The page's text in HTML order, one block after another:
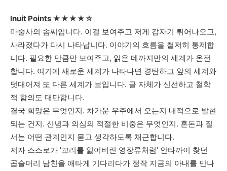
Inuit Points ★★★★☆
마술사의 솜씨입니다. 이걸 보여주고 저게 갑자기 튀어나오고,
사라졌다가 다시 나타납니다. 이야기의 흐름을 철저히 통제합
니다. 필요한 만큼만 보여주고, 읽은 데까지만의 세계가 온전
합니다. 여기에 새로운 세계가 나타나면 경탄하고 앞의 세계와
덧대어져 또 다른 세계가 보입니다. 글 자체가 신선하고 철학
적 함의도 대단합니다.
결국 희망은 무엇인지. 차가운 우주에서 오는지 내적으로 발현
되는 건지. 신념과 의심의 적절한 비중은 무엇인지. 혼돈과 질
서는 어떤 관계인지 묻고 생각하도록 채근합니다.
저자 스스로가 '꼬리를 잃어버린 영장류처럼' 안타까이 찾던
곱슬머리 남친을 애타게 기다리다가 정작 지금의 아내를 만나